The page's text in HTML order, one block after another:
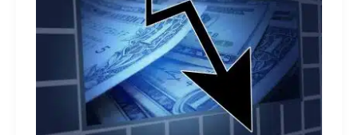
voeden
angst
‘secular
stagnation’